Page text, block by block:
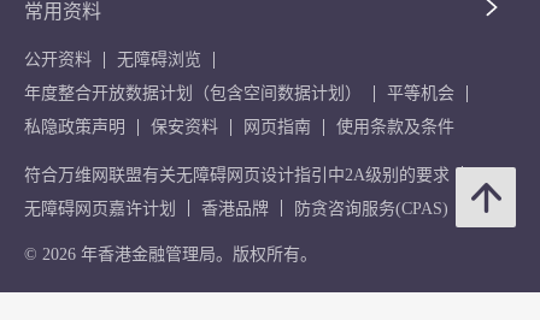
常用资料
公开资料
无障碍浏览
年度整合开放数据计划（包含空间数据计划）
平等机会
私隐政策声明
保安资料 网页指南 使用条款及条件
符合万维网联盟有关无障碍网页设计指引中2A级别的要求
无障碍网页嘉许计划
香港品牌 防贪咨询服务(CPAS)
© 2026 年香港金融管理局。版权所有。